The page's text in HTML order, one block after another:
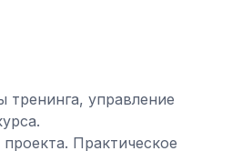
тренинга, управление
Практическое